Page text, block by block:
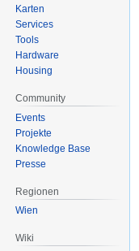
Karten
Services
Tools
Hardware
Housing
Community
Events
Projekte
Knowledge Base
Presse
Regionen
Wien
Wiki